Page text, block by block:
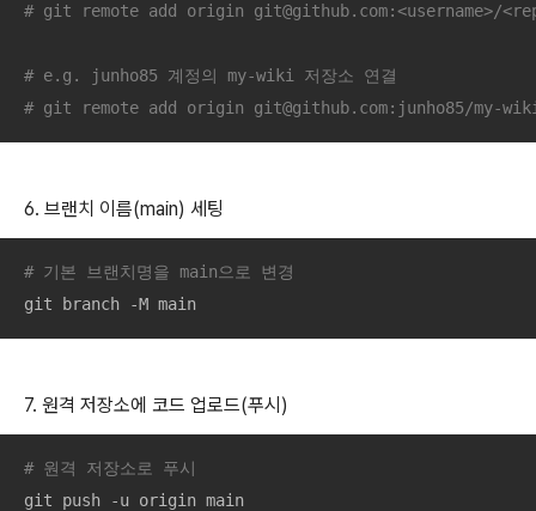
# git remote add origin git@github.com:<username>/
# e.g. junho85 계정의 my-wiki 저장소 연결
# git remote add origin git@github.com:junho85/my-
6. 브랜치 이름(main) 세팅
# 기본 브랜치명을 main으로 변경
git branch -M main
7. 원격 저장소에 코드 업로드(푸시)
# 원격 저장소로 푸시
git push -u origin main